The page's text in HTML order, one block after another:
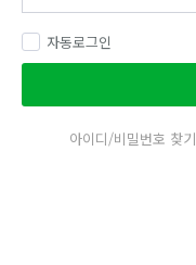
자동로그인
아이디/비밀번호 찾기